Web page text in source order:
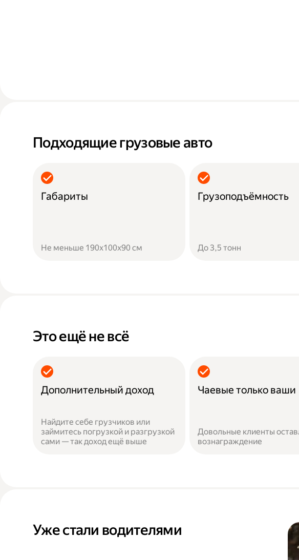
Подходящие грузовые авто
Габариты
Не меньше 190х100х90 см
Грузоподъёмность
До 3,5 тонн
Это ещё не всё
Дополнительный доход
Найдите себе грузчиков или
займитесь погрузкой и разгрузкой
сами — так доход ещё выше
Чаевые только ваши
Довольные клиенты
вознаграждение
Уже стали водителями